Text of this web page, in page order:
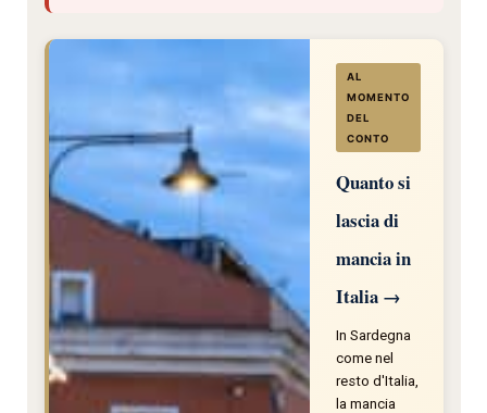
AL
MOMENTO
DEL
CONTO
Quanto si
lascia di
mancia in
Italia →
In Sardegna
come nel
resto d'Italia,
la mancia